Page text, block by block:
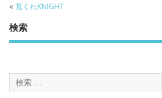
« 荒くれKNIGHT
検索